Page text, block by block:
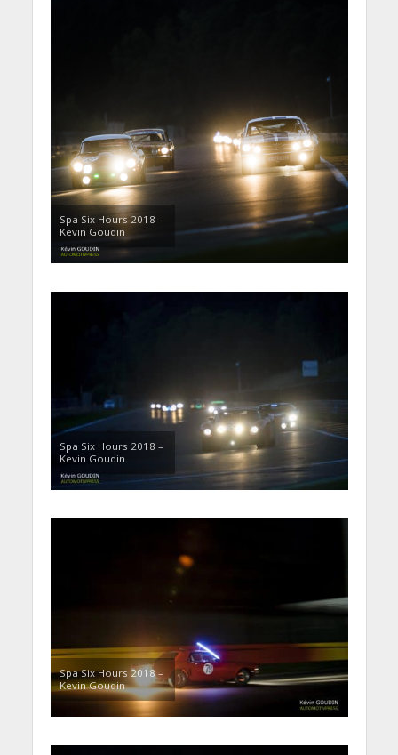
Spa Six Hours 2018 –
Kevin Goudin
Spa Six Hours 2018 –
Kevin Goudin
Spa Six Hours 2018 –
Kevin Goudin